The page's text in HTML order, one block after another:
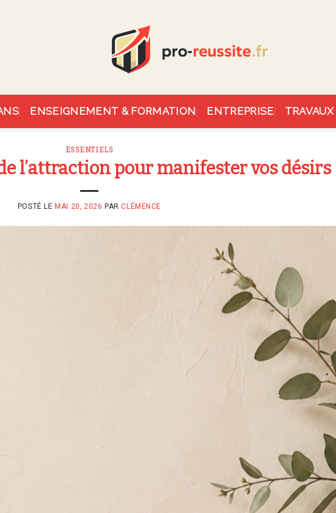
ENSEIGNEMENT & FORMATION ENTREPRISE
ESSENTIELS
l’attraction pour manifester vos désirs
POSTÉ LEMAI 20, 2026 PARCLÉMENCE